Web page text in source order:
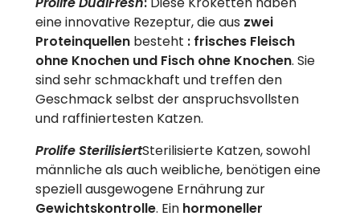
eine innovative Rezeptur, die aus zwei
Proteinquellen besteht : frisches Fleisch
ohne Knochen und Fisch ohne Knochen. Sie
sind sehr schmackhaft und treffen den
Geschmack selbst der anspruchsvollsten
und raffiniertesten Katzen.
Prolife SterilisiertSterilisierte Katzen, sowohl
männliche als auch weibliche, benötigen eine
speziell ausgewogene Ernährung zur
Gewichtskontrolle. Ein hormoneller